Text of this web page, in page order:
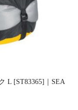
L [ST83365]｜SEA